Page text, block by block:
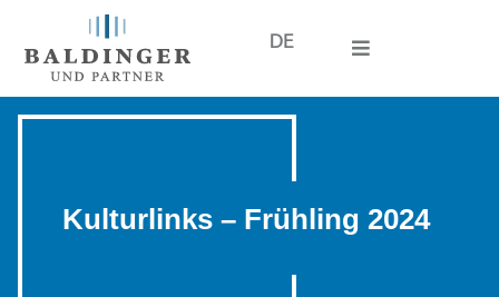
DE
Kulturlinks – Frühling 2024